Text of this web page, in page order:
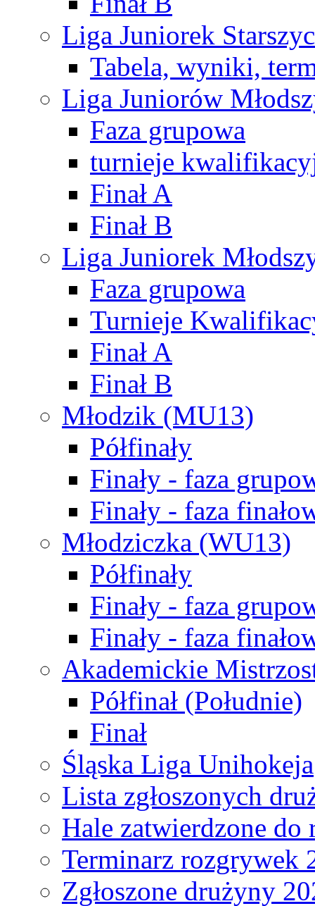
Liga Juniorek
Tabela, wyniki,
Liga Juniorów
Faza grupowa
turnieje
Finał A
Finał B
Liga Juniorek
Faza grupowa
Turnieje
Finał A
Finał B
Młodzik (MU13)
Półfinały
Finały - faza
Finały - faza
Młodziczka (WU13)
Półfinały
Finały - faza
Finały - faza
Akademickie
Półfinał (Południe)
Finał
Śląska Liga Unihokeja
Lista zgłoszonych
Hale zatwierdzone do
Terminarz rozgrywek
Zgłoszone drużyny